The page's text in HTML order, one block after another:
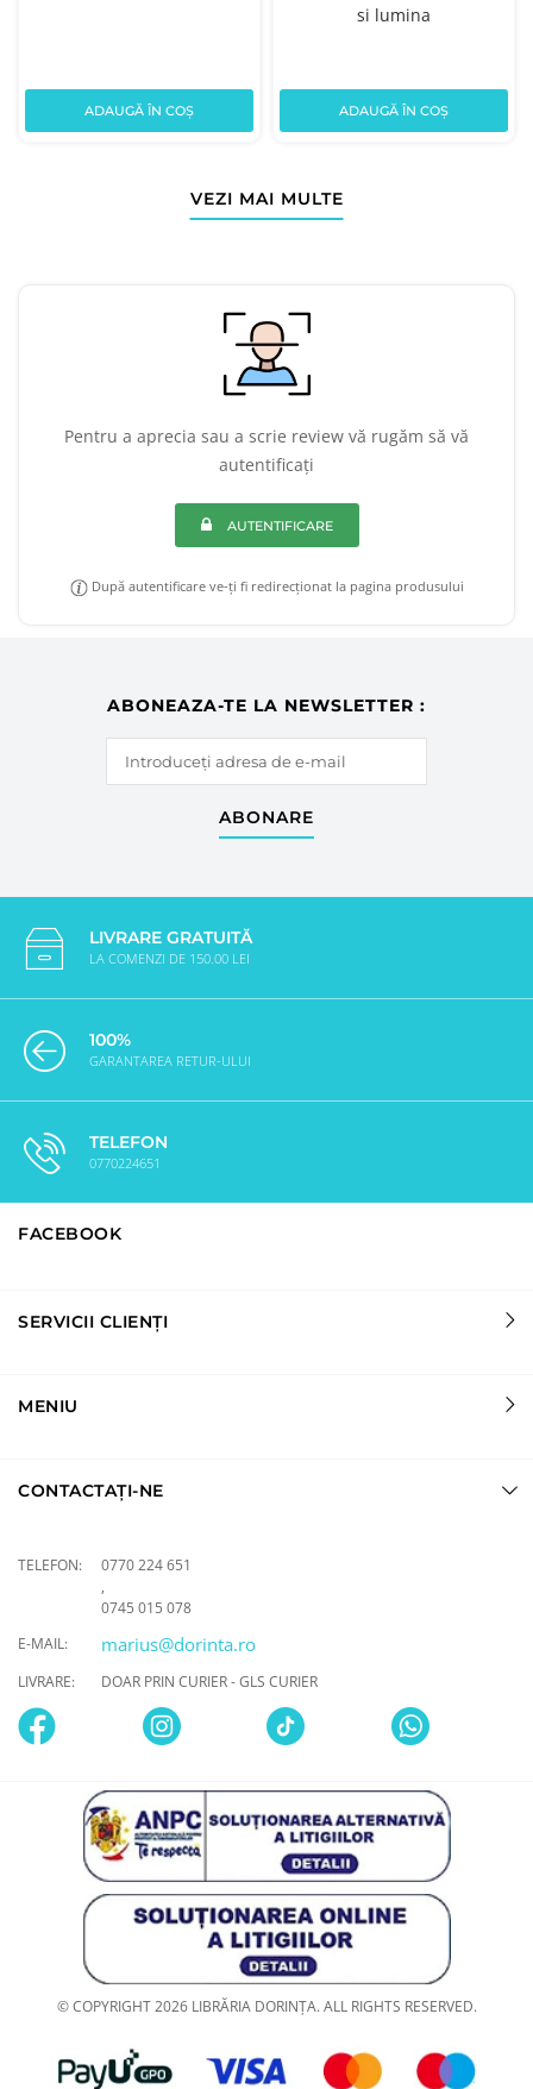
ADAUGĂ ÎN COȘ
si lumina
ADAUGĂ ÎN COȘ
VEZI MAI MULTE
Pentru a aprecia sau a scrie review vă rugăm să vă
autentificați
AUTENTIFICARE
După autentificare ve-ți fi redirecționat la pagina produsului
ABONEAZA-TE LA NEWSLETTER :
ABONARE
LIVRARE GRATUITĂ
LA COMENZI DE 150.00 LEI
100%
GARANTAREA RETUR-ULUI
TELEFON
0770224651
FACEBOOK
SERVICII CLIENȚI
MENIU
CONTACTAȚI-NE
TELEFON:
0770 224 651
,
0745 015 078
E-MAIL:
marius@dorinta.ro
LIVRARE: DOAR PRIN CURIER - GLS CURIER
© COPYRIGHT 2026 LIBRĂRIA DORINȚA. ALL RIGHTS RESERVED.